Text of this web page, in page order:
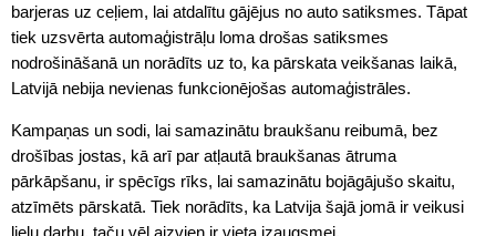
barjeras uz ceļiem, lai atdalītu gājējus no auto satiksmes. Tāpat
tiek uzsvērta automaģistrāļu loma drošas satiksmes
nodrošināšanā un norādīts uz to, ka pārskata veikšanas laikā,
Latvijā nebija nevienas funkcionējošas automaģistrāles.
Kampaņas un sodi, lai samazinātu braukšanu reibumā, bez
drošības jostas, kā arī par atļautā braukšanas ātruma
pārkāpšanu, ir spēcīgs rīks, lai samazinātu bojāgājušo skaitu,
atzīmēts pārskatā. Tiek norādīts, ka Latvija šajā jomā ir veikusi
lielu darbu, taču vēl aizvien ir vieta izaugsmei.